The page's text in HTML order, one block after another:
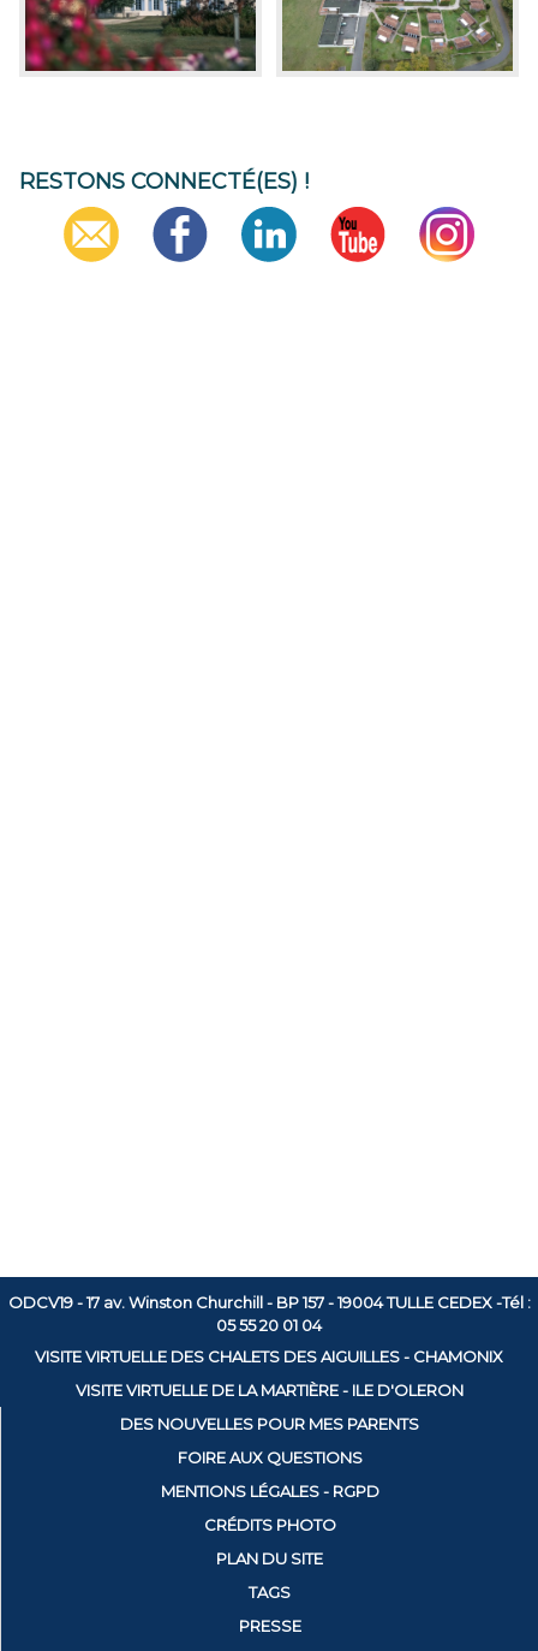
RESTONS CONNECTÉ(ES) !
ODCV19 - 17 av. Winston Churchill - BP 157 - 19004 TULLE CEDEX -Tél :
05 55 20 01 04
VISITE VIRTUELLE DES CHALETS DES AIGUILLES - CHAMONIX
VISITE VIRTUELLE DE LA MARTIÈRE - ILE D'OLERON
DES NOUVELLES POUR MES PARENTS
FOIRE AUX QUESTIONS
MENTIONS LÉGALES - RGPD
CRÉDITS PHOTO
PLAN DU SITE
TAGS
PRESSE